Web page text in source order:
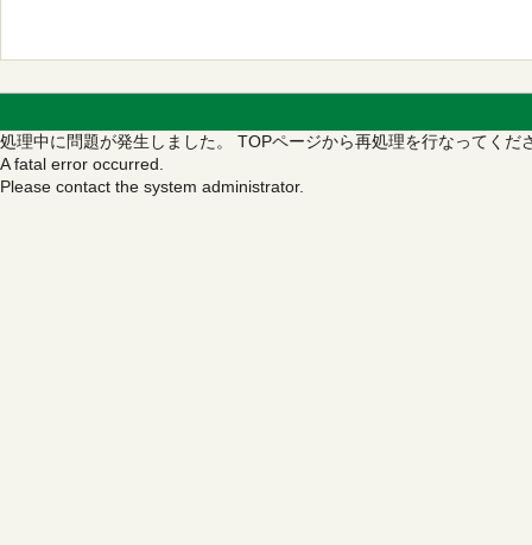
処理中に問題が発生しました。 TOPページから再処理を行なってくだ
A fatal error occurred.
Please contact the system administrator.